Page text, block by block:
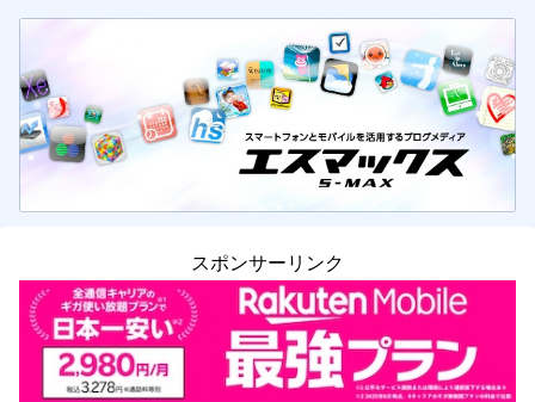
スポンサーリンク